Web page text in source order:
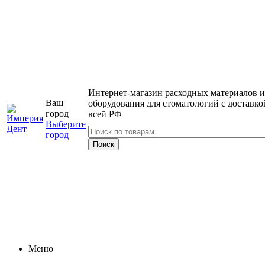
Ваш
город
Выберите
город
Интернет-магазин расходных материалов и
оборудования для стоматологий с
всей РФ
Меню